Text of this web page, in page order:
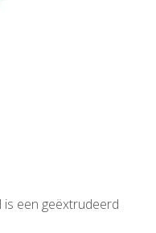
een geëxtrudeerd